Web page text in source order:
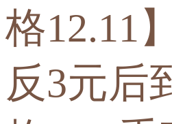
格12.11
反3元后